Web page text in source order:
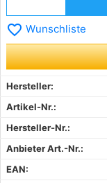
favorite_border Wunschliste
Hersteller:
Artikel-Nr.:
Hersteller-Nr.:
Anbieter Art.-Nr.:
EAN: